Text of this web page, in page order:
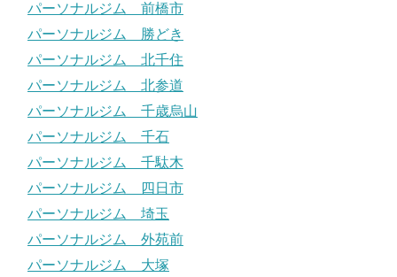
パーソナルジム 前橋市
パーソナルジム 勝どき
パーソナルジム 北千住
パーソナルジム 北参道
パーソナルジム 千歳烏山
パーソナルジム 千石
パーソナルジム 千駄木
パーソナルジム 四日市
パーソナルジム 埼玉
パーソナルジム 外苑前
パーソナルジム 大塚